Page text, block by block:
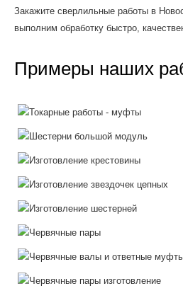
Закажите сверлильные работы в
выполним обработку быстро,
Примеры наших